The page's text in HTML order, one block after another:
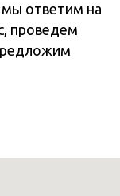
мы ответим на
проведем